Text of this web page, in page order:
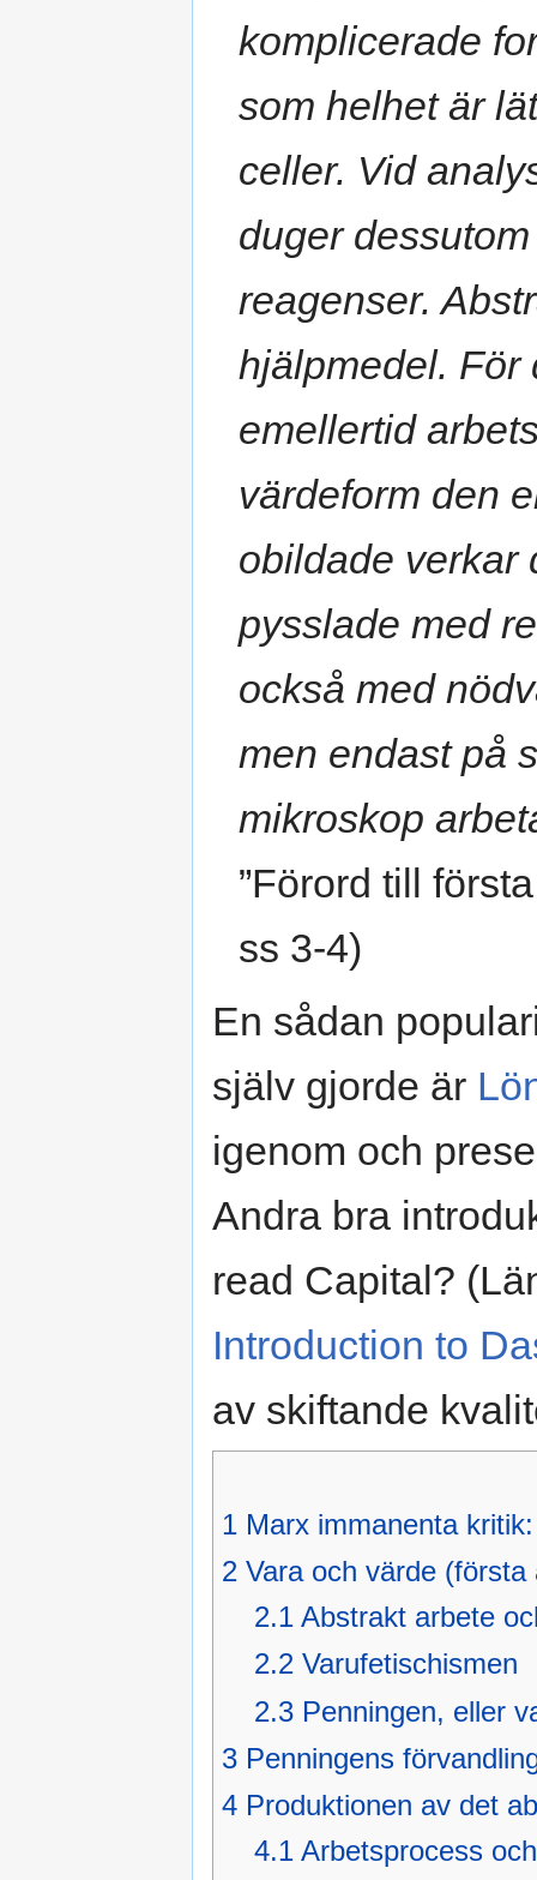
komplicerade
som helhet är
celler. Vid
duger
reagenser.
hjälpmedel. För
emellertid
värdeform den
obildade verkar
pysslade med
också med
men endast på
mikroskop
”Förord till
ss 3-4)
En sådan
själv gjorde är
igenom och
Andra bra
read Capital?
Introduction to
av skiftande
1 Marx immanenta
2 Vara och värde (första
2.1 Abstrakt arbete
2.2 Varufetischismen
2.3 Penningen, eller
3 Penningens
4 Produktionen av det
4.1 Arbetsprocess